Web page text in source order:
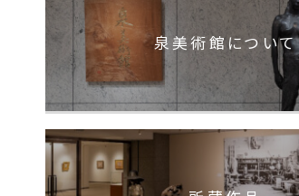
泉美術館について